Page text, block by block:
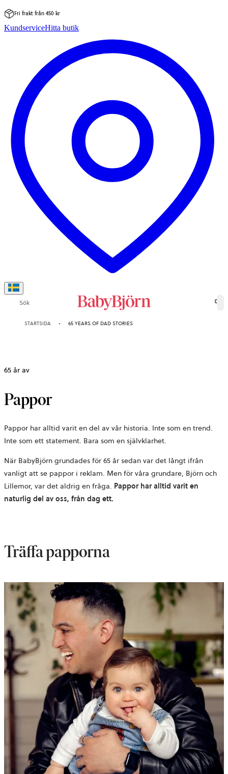
till
Fri frakt från 450 kr
KundserviceHitta butik
Sök 0
STARTSIDA 65 YEARS OF DAD STORIES
65 år av
Pappor
Pappor har alltid varit en del av vår historia. Inte som en trend.
Inte som ett statement. Bara som en självklarhet.
När BabyBjörn grundades för 65 år sedan var det långt ifrån
vanligt att se pappor i reklam. Men för våra grundare, Björn och
Lillemor, var det aldrig en fråga. Pappor har alltid varit en
naturlig del av oss, från dag ett.
Träffa papporna